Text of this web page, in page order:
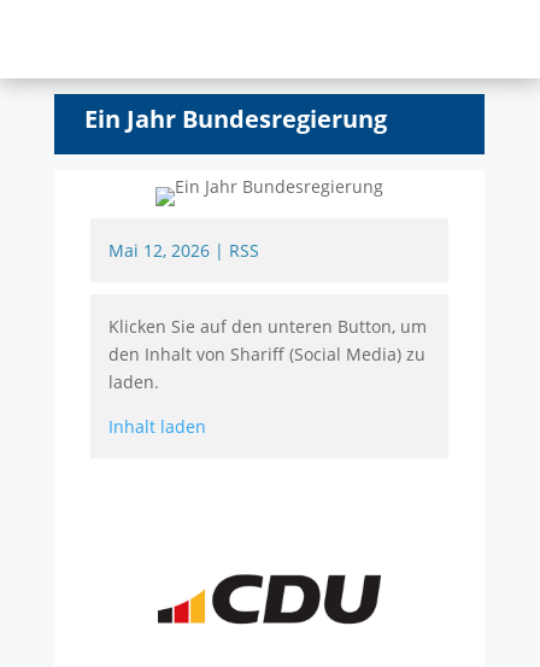
Ein Jahr Bundesregierung
Mai 12, 2026| RSS
Klicken Sie auf den unteren Button, um
den Inhalt von Shariff (Social Media) zu
laden.
Inhalt laden